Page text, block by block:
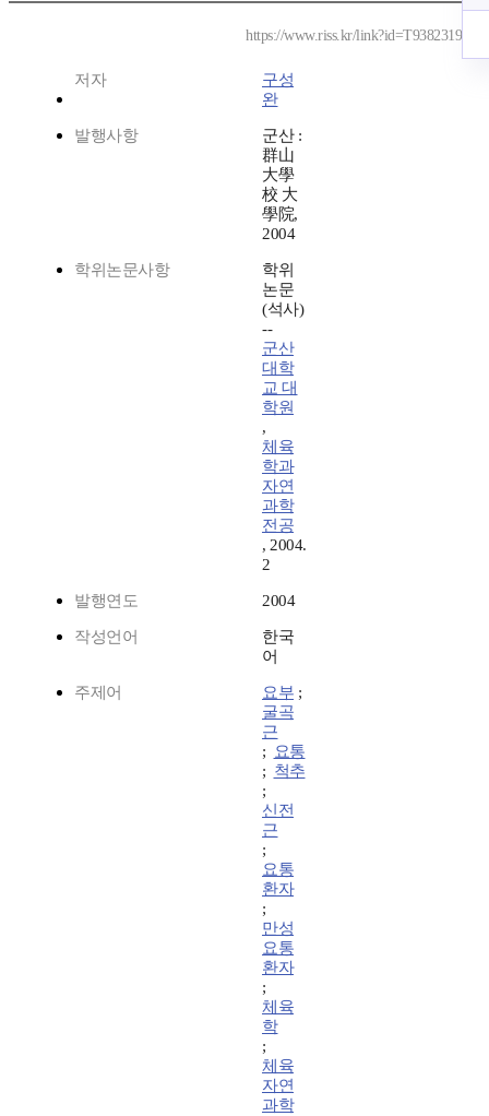
https://www.riss.kr/link?id=T9382319
저자
구성
완
발행사항
군산 :
群山
大學
校 大
學院,
2004
학위논문사항
학위
논문
(석사)
--
군산
대학
교 대
학원
,
체육
학과
자연
과학
전공
, 2004.
2
발행연도 2004
작성언어
한국
어
주제어 요부 ;
굴곡
근
; 요통
; 척추
;
신전
근
;
요통
환자
;
만성
요통
환자
;
체육
학
;
체육
자연
과학